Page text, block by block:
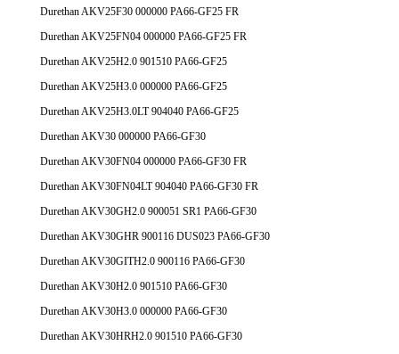
Durethan AKV25F30 000000 PA66-GF25 FR
Durethan AKV25FN04 000000 PA66-GF25 FR
Durethan AKV25H2.0 901510 PA66-GF25
Durethan AKV25H3.0 000000 PA66-GF25
Durethan AKV25H3.0LT 904040 PA66-GF25
Durethan AKV30 000000 PA66-GF30
Durethan AKV30FN04 000000 PA66-GF30 FR
Durethan AKV30FN04LT 904040 PA66-GF30 FR
Durethan AKV30GH2.0 900051 SR1 PA66-GF30
Durethan AKV30GHR 900116 DUS023 PA66-GF30
Durethan AKV30GITH2.0 900116 PA66-GF30
Durethan AKV30H2.0 901510 PA66-GF30
Durethan AKV30H3.0 000000 PA66-GF30
Durethan AKV30HRH2.0 901510 PA66-GF30